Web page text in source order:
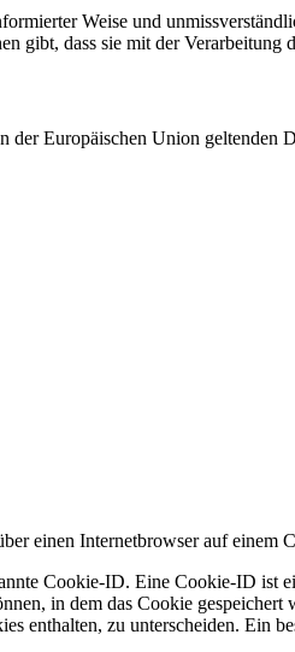
Weise und
gibt, dass sie mit der Verarbeitung
Europäischen Union geltenden
einen Internetbrowser auf einem
Cookie-ID. Eine Cookie-ID ist
in dem das Cookie
enthalten, zu unterscheiden. Ein